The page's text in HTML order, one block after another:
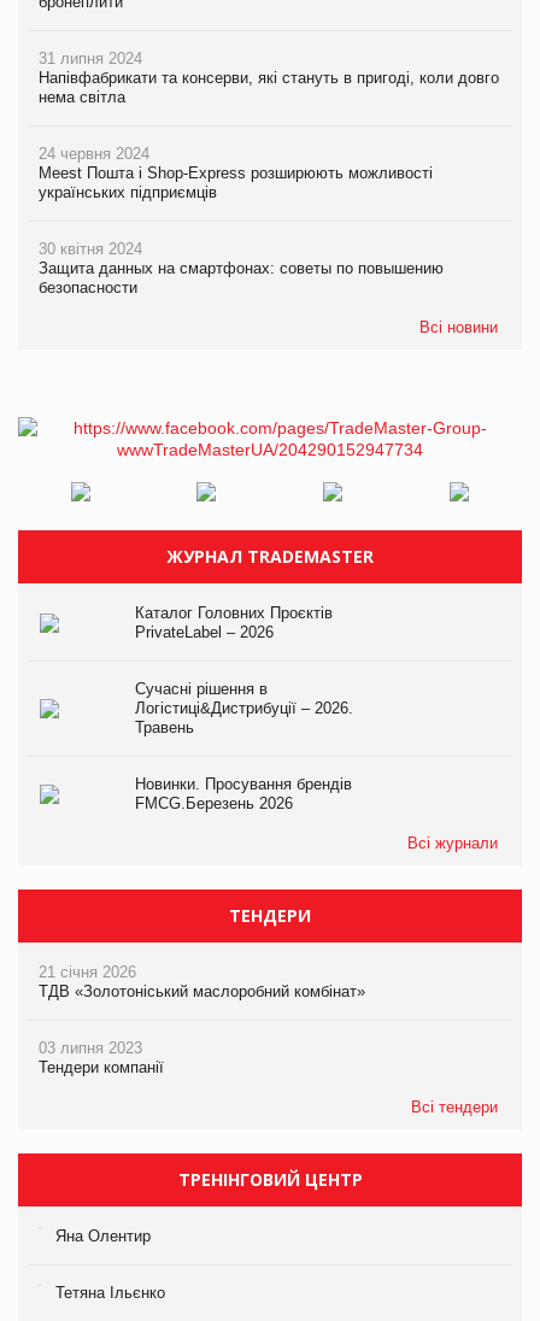
31 липня 2024
Напівфабрикати та консерви, які стануть в пригоді, коли довго
нема світла
24 червня 2024
Meest Пошта і Shop-Express розширюють можливості
українських підприємців
30 квітня 2024
Защита данных на смартфонах: советы по повышению
безопасности
Всі новини
ЖУРНАЛ TRADEMASTER
Каталог Головних Проєктів
PrivateLabel – 2026
Сучасні рішення в
Логістиці&Дистрибуції – 2026.
Травень
Новинки. Просування брендів
FMCG.Березень 2026
Всі журнали
ТЕНДЕРИ
21 січня 2026
ТДВ «Золотоніський маслоробний комбінат»
03 липня 2023
Тендери компанії
Всі тендери
ТРЕНІНГОВИЙ ЦЕНТР
Яна Олентир
Тетяна Ільєнко